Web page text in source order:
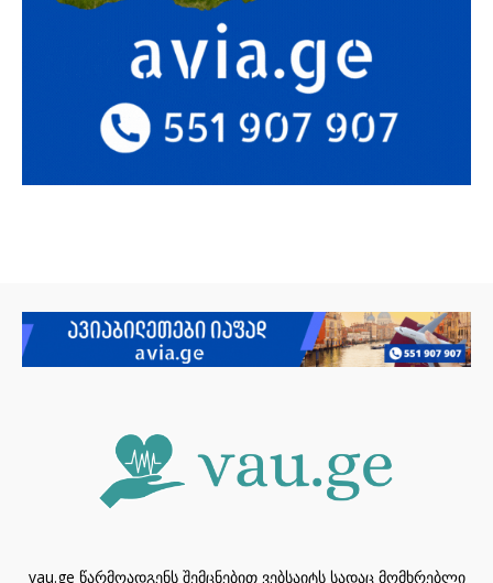
vau.ge წარმოადგენს შემცნებით ვებსაიტს სადაც მომხრებლი